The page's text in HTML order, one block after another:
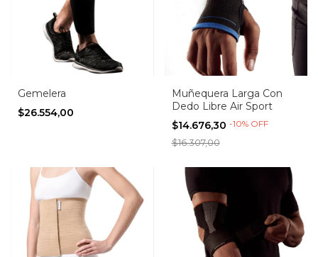
Gemelera
$26.554,00
Muñequera Larga Con
Dedo Libre Air Sport
$14.676,30 -10% OFF
$16.307,00